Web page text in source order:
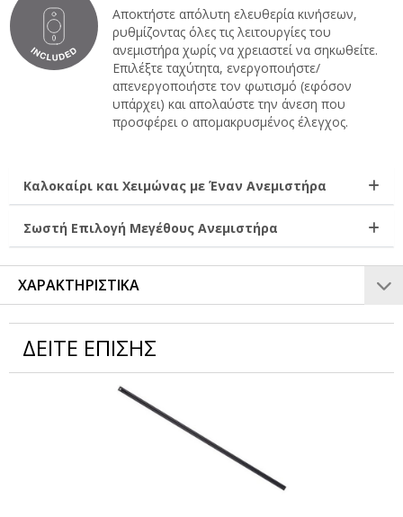
Αποκτήστε απόλυτη ελευθερία κινήσεων,
ρυθμίζοντας όλες τις λειτουργίες του
ανεμιστήρα χωρίς να χρειαστεί να σηκωθείτε.
Επιλέξτε ταχύτητα, ενεργοποιήστε/
απενεργοποιήστε τον φωτισμό (εφόσον
υπάρχει) και απολαύστε την άνεση που
προσφέρει ο απομακρυσμένος έλεγχος.
Καλοκαίρι και Χειμώνας με Έναν Ανεμιστήρα
Σωστή Επιλογή Μεγέθους Ανεμιστήρα
ΧΑΡΑΚΤΗΡΙΣΤΙΚΑ
ΔΕΙΤΕ ΕΠΙΣΗΣ